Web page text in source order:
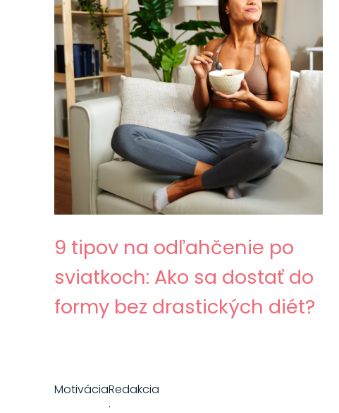
9 tipov na odľahčenie po
sviatkoch: Ako sa dostať do
formy bez drastických diét?
MotiváciaRedakcia
·